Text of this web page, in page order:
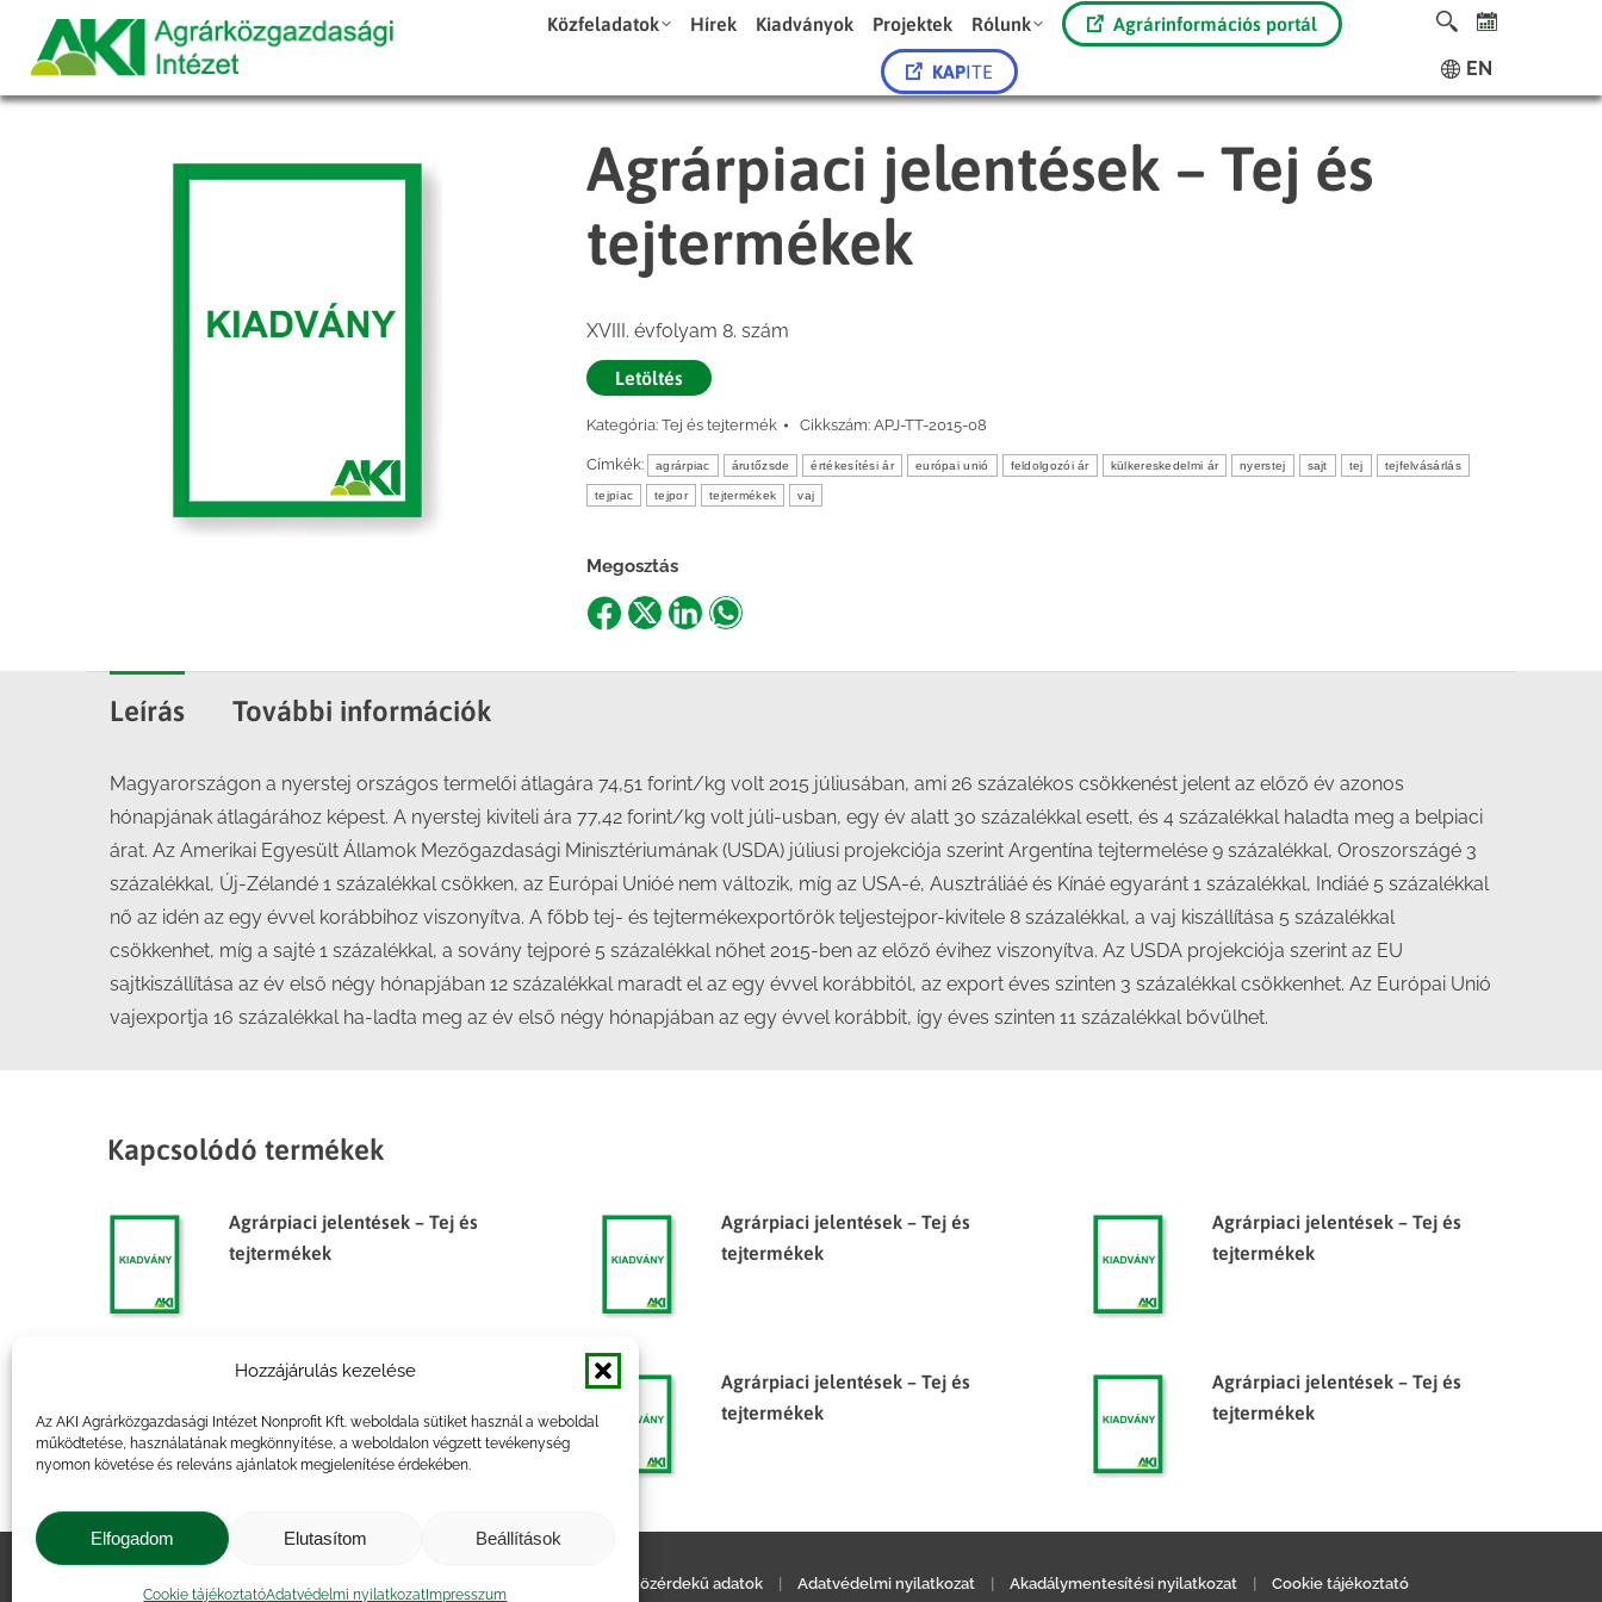
Hozzájárulás kezelése
Az AKI Agrárközgazdasági Intézet Nonprofit Kft. weboldala sütiket használ a weboldal
működtetése, használatának megkönnyítése, a weboldalon végzett tevékenység
nyomon követése és releváns ajánlatok megjelenítése érdekében.
Elfogadom Elutasítom Beállítások
Cookie tájékoztatóAdatvédelmi nyilatkozat Impresszum
Közfeladatok Hírek Kiadványok Projektek Rólunk Agrárinformációs portál
KAPITE EN
Agrárpiaci jelentések – Tej és
tejtermékek
XVIII. évfolyam 8. szám
Letöltés
Kategória: Tej és tejtermék Cikkszám: APJ-TT-2015-08
Címkék: agrárpiac árutőzsde értékesítési ár európai unió feldolgozói ár külkereskedelmi ár nyerstej sajt tej tejfelvásárlás
tejpiac tejpor tejtermékek vaj
Megosztás
ShareShareShareShare
Leírás További információk
Magyarországon a nyerstej országos termelői átlagára 74,51 forint/kg volt 2015 júliusában, ami 26 százalékos csökkenést jelent az előző év azonos
hónapjának átlagárához képest. A nyerstej kiviteli ára 77,42 forint/kg volt júli-usban, egy év alatt 30 százalékkal esett, és 4 százalékkal haladta meg a belpiaci
árat. Az Amerikai Egyesült Államok Mezőgazdasági Minisztériumának (USDA) júliusi projekciója szerint Argentína tejtermelése 9 százalékkal, Oroszországé 3
százalékkal, Új-Zélandé 1 százalékkal csökken, az Európai Unióé nem változik, míg az USA-é, Ausztráliáé és Kínáé egyaránt 1 százalékkal, Indiáé 5 százalékkal
nő az idén az egy évvel korábbihoz viszonyítva. A főbb tej- és tejtermékexportőrök teljestejpor-kivitele 8 százalékkal, a vaj kiszállítása 5 százalékkal
csökkenhet, míg a sajté 1 százalékkal, a sovány tejporé 5 százalékkal nőhet 2015-ben az előző évihez viszonyítva. Az USDA projekciója szerint az EU
sajtkiszállítása az év első négy hónapjában 12 százalékkal maradt el az egy évvel korábbitól, az export éves szinten 3 százalékkal csökkenhet. Az Európai Unió
vajexportja 16 százalékkal ha-ladta meg az év első négy hónapjában az egy évvel korábbit, így éves szinten 11 százalékkal bővülhet.
Kapcsolódó termékek
Agrárpiaci jelentések – Tej és
tejtermékek
Agrárpiaci jelentések – Tej és
tejtermékek
Agrárpiaci jelentések – Tej és
tejtermékek
Agrárpiaci jelentések – Tej és
tejtermékek
Agrárpiaci jelentések – Tej és
tejtermékek
Agrárpiaci jelentések – Tej és
tejtermékek
Impresszum Kapcsolat Közérdekű adatok Adatvédelmi nyilatkozat Akadálymentesítési nyilatkozat Cookie tájékoztató